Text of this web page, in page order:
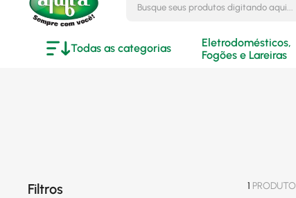
Todas as categorias
Eletrodomésticos,
Fogões e Lareiras
Filtros 1 PRODUTO